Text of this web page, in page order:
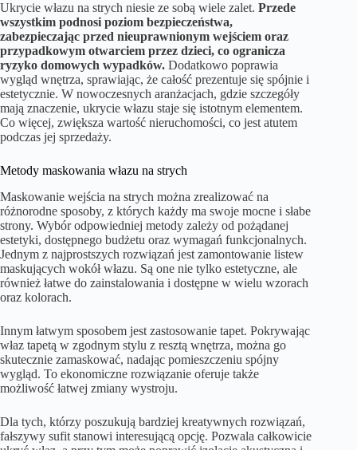
Ukrycie włazu na strych niesie ze sobą wiele zalet. Przede
wszystkim podnosi poziom bezpieczeństwa,
zabezpieczając przed nieuprawnionym wejściem oraz
przypadkowym otwarciem przez dzieci, co ogranicza
ryzyko domowych wypadków. Dodatkowo poprawia
wygląd wnętrza, sprawiając, że całość prezentuje się spójnie i
estetycznie. W nowoczesnych aranżacjach, gdzie szczegóły
mają znaczenie, ukrycie włazu staje się istotnym elementem.
Co więcej, zwiększa wartość nieruchomości, co jest atutem
podczas jej sprzedaży.
Metody maskowania włazu na strych
Maskowanie wejścia na strych można zrealizować na
różnorodne sposoby, z których każdy ma swoje mocne i słabe
strony. Wybór odpowiedniej metody zależy od pożądanej
estetyki, dostępnego budżetu oraz wymagań funkcjonalnych.
Jednym z najprostszych rozwiązań jest zamontowanie listew
maskujących wokół włazu. Są one nie tylko estetyczne, ale
również łatwe do zainstalowania i dostępne w wielu wzorach
oraz kolorach.
Innym łatwym sposobem jest zastosowanie tapet. Pokrywając
właz tapetą w zgodnym stylu z resztą wnętrza, można go
skutecznie zamaskować, nadając pomieszczeniu spójny
wygląd. To ekonomiczne rozwiązanie oferuje także
możliwość łatwej zmiany wystroju.
Dla tych, którzy poszukują bardziej kreatywnych rozwiązań,
fałszywy sufit stanowi interesującą opcję. Pozwala całkowicie